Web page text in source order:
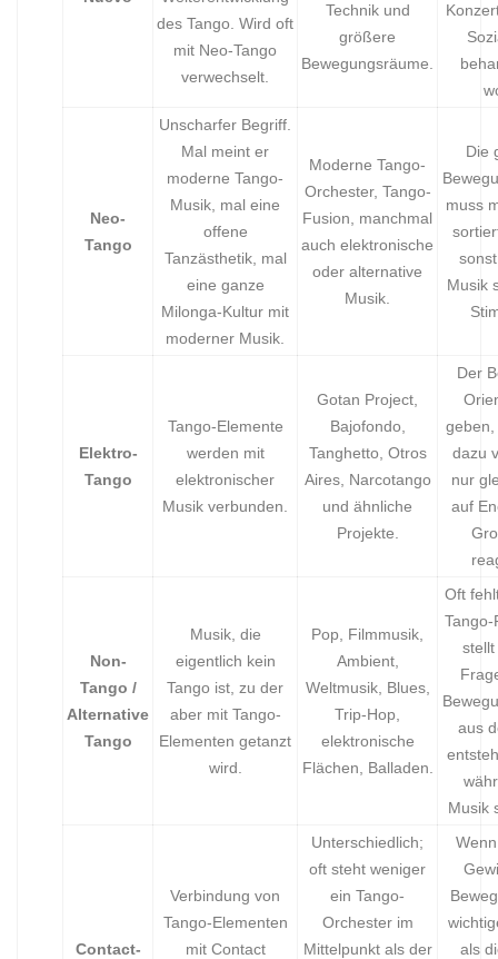
des Tango. Wird oft
mit Neo-Tango
verwechselt.
Technik und
größere
Bewegungsräume.
Neo-
Tango
Unscharfer Begriff.
Mal meint er
moderne Tango-
Musik, mal eine
offene
Tanzästhetik, mal
eine ganze
Milonga-Kultur mit
moderner Musik.
Moderne Tango-
Orchester, Tango-
Fusion, manchmal
auch elektronische
oder alternative
Musik.
Die
muss
Musik
Elektro-
Tango
Tango-Elemente
werden mit
elektronischer
Musik verbunden.
Gotan Project,
Bajofondo,
Tanghetto, Otros
Aires, Narcotango
und ähnliche
Projekte.
Der
dazu
nur
auf
Non-
Tango /
Alternative
Tango
Musik, die
eigentlich kein
Tango ist, zu der
aber mit Tango-
Elementen getanzt
wird.
Pop, Filmmusik,
Ambient,
Weltmusik, Blues,
Trip-Hop,
elektronische
Flächen, Balladen.
Oft
Tango-
aus
Musik
Contact-
Verbindung von
Tango-Elementen
mit Contact
Unterschiedlich;
oft steht weniger
ein Tango-
Orchester im
Mittelpunkt als der
als